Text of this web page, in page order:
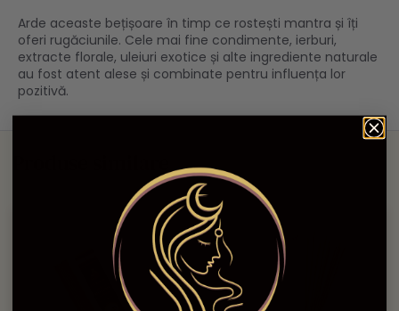
Arde aceaste bețișoare în timp ce rostești mantra și îți
oferi rugăciunile. Cele mai fine condimente, ierburi,
extracte florale, uleiuri exotice și alte ingrediente naturale
au fost atent alese și combinate pentru influența lor
pozitivă.